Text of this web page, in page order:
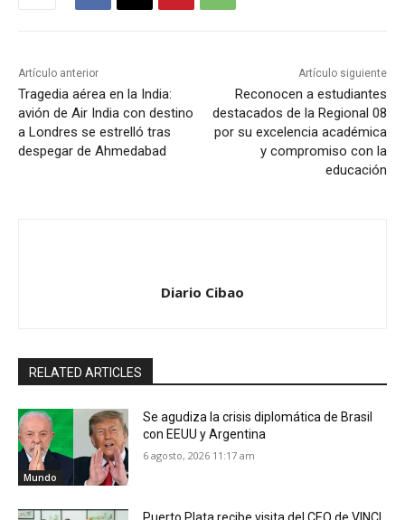
Artículo anterior
Tragedia aérea en la India:
avión de Air India con destino
a Londres se estrelló tras
despegar de Ahmedabad
Artículo siguiente
Reconocen a estudiantes
destacados de la Regional 08
por su excelencia académica
y compromiso con la
educación
Diario Cibao
RELATED ARTICLES
Mundo
Se agudiza la crisis diplomática de Brasil
con EEUU y Argentina
6 agosto, 2026 11:17 am